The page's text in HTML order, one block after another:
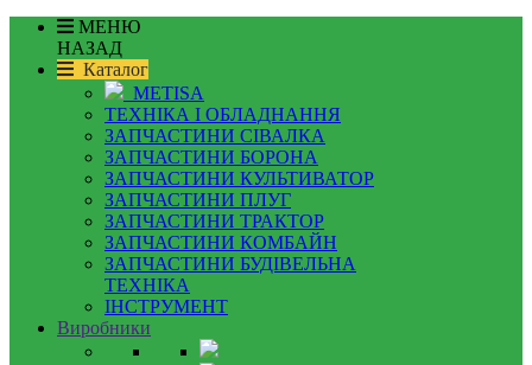
МЕНЮ
НАЗАД
Каталог
METISA
ТЕХНІКА І ОБЛАДНАННЯ
ЗАПЧАСТИНИ СІВАЛКА
ЗАПЧАСТИНИ БОРОНА
ЗАПЧАСТИНИ КУЛЬТИВАТОР
ЗАПЧАСТИНИ ПЛУГ
ЗАПЧАСТИНИ ТРАКТОР
ЗАПЧАСТИНИ КОМБАЙН
ЗАПЧАСТИНИ БУДІВЕЛЬНА
ТЕХНІКА
ІНСТРУМЕНТ
Виробники